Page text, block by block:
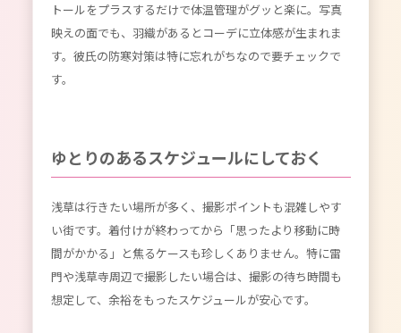
トールをプラスするだけで体温管理がグッと楽に。写真
映えの面でも、羽織があるとコーデに立体感が生まれま
す。彼氏の防寒対策は特に忘れがちなので要チェックで
す。
ゆとりのあるスケジュールにしておく
浅草は行きたい場所が多く、撮影ポイントも混雑しやす
い街です。着付けが終わってから「思ったより移動に時
間がかかる」と焦るケースも珍しくありません。特に雷
門や浅草寺周辺で撮影したい場合は、撮影の待ち時間も
想定して、余裕をもったスケジュールが安心です。